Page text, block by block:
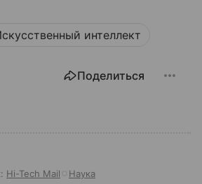
интеллект
Поделиться
Hi-Tech Mail Наука